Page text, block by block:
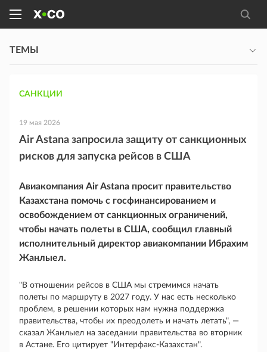
ТЕМЫ
САНКЦИИ
19 мая 2026
Air Astana запросила защиту от санкционных
рисков для запуска рейсов в США
Авиакомпания Air Astana просит правительство
Казахстана помочь с госфинансированием и
освобождением от санкционных ограничений,
чтобы начать полеты в США, сообщил главный
исполнительный директор авиакомпании Ибрахим
Жанлыел.
"В отношении рейсов в США мы стремимся начать
полеты по маршруту в 2027 году. У нас есть несколько
проблем, в решении которых нам нужна поддержка
правительства, чтобы их преодолеть и начать летать", ―
сказал Жанлыел на заседании правительства во вторник
в Астане. Его цитирует "Интерфакс-Казахстан".